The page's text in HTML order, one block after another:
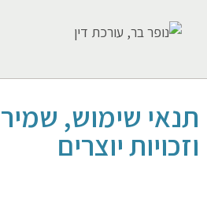
תנאי שימוש,
וזכויות יוצרים